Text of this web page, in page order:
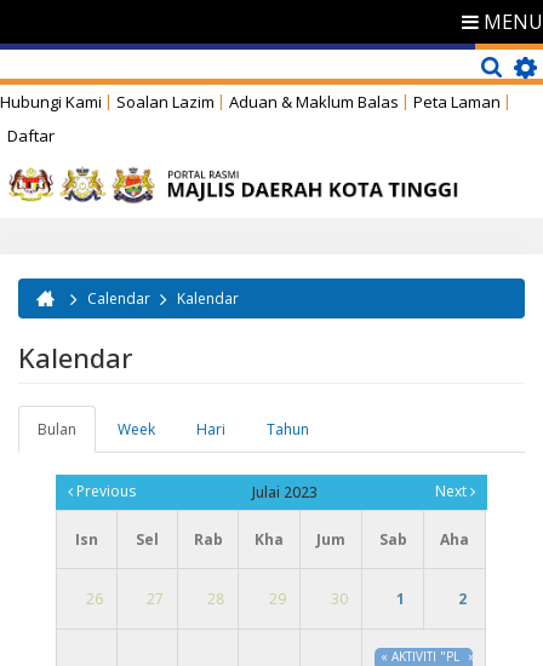
MENU
Hubungi Kami Soalan Lazim Aduan & Maklum Balas
Peta Laman
Daftar
Anda di sini
Calendar Kalendar
Kalendar
Tab-tab utama
Bulan
aktif)
Week Hari Tahun
Previous Julai 2023 Next
Isn Sel Rab Kha Jum Sab Aha
26 27 28 29 30 1 2
« AKTIVITI "PLOGGING"
»